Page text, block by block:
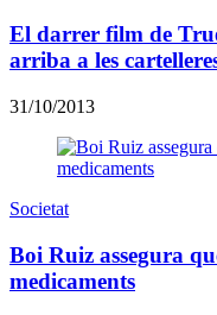
El darrer film de
arriba a les
31/10/2013
Societat
Boi Ruiz assegura
medicaments